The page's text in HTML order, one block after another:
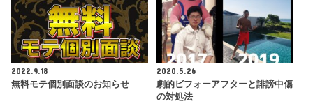
2022.9.18
無料モテ個別面談のお知らせ
2020.5.26
劇的ビフォーアフターと誹謗中傷
の対処法